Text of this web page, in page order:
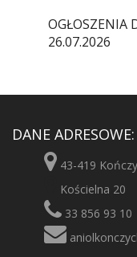
OGŁOSZENIA
26.07.2026
DANE ADRESOWE:
43-419
Kościelna 20
33 856 93 10